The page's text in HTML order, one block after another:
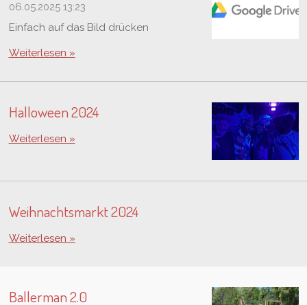
06.05.2025 13:23
Einfach auf das Bild drücken
Weiterlesen »
Halloween 2024
Weiterlesen »
Weihnachtsmarkt 2024
Weiterlesen »
Ballerman 2.0